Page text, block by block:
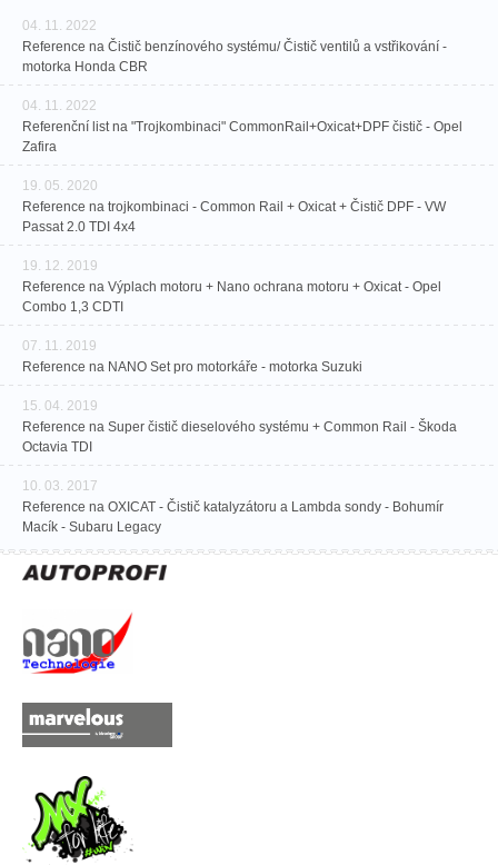
04. 11. 2022
Reference na Čistič benzínového systému/ Čistič ventilů a vstřikování -
motorka Honda CBR
04. 11. 2022
Referenční list na "Trojkombinaci" CommonRail+Oxicat+DPF čistič - Opel
Zafira
19. 05. 2020
Reference na trojkombinaci - Common Rail + Oxicat + Čistič DPF - VW
Passat 2.0 TDI 4x4
19. 12. 2019
Reference na Výplach motoru + Nano ochrana motoru + Oxicat - Opel
Combo 1,3 CDTI
07. 11. 2019
Reference na NANO Set pro motorkáře - motorka Suzuki
15. 04. 2019
Reference na Super čistič dieselového systému + Common Rail - Škoda
Octavia TDI
10. 03. 2017
Reference na OXICAT - Čistič katalyzátoru a Lambda sondy - Bohumír
Macík - Subaru Legacy